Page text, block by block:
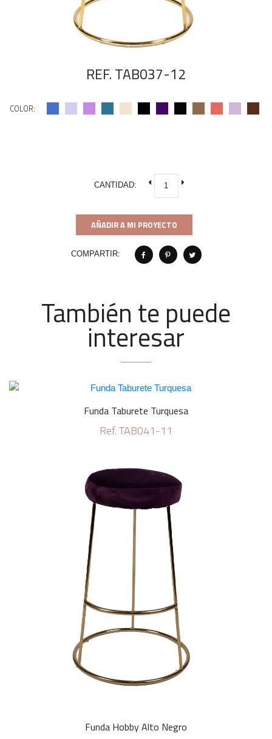
REF. TAB037-12
COLOR:
CANTIDAD:
AÑADIR A MI PROYECTO
COMPARTIR:
También te puede
interesar
Funda Taburete Turquesa
Ref. TAB041-11
Funda Hobby Alto Negro